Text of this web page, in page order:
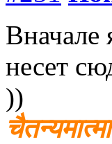
Вначале
несет
))
चैतन्यमात्मा